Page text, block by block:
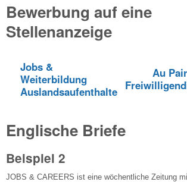
Bewerbung auf eine
Stellenanzeige
Jobs &
Weiterbildung
Auslandsaufenthalte
Au Pair
Englische Briefe
Beispiel 2
JOBS & CAREERS ist eine wöchentliche Zeitung